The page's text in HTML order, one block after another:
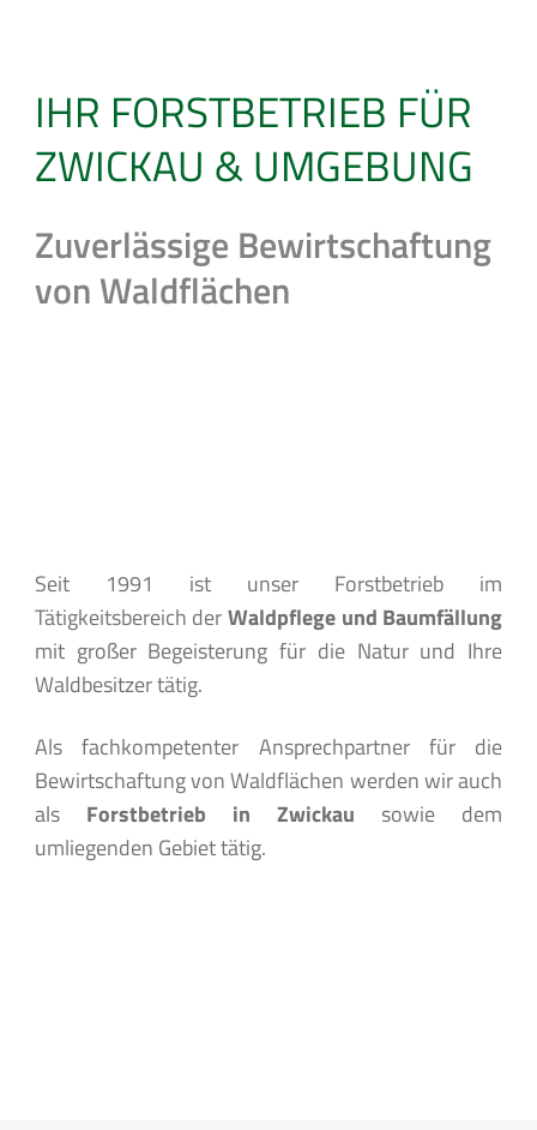
IHR FORSTBETRIEB FÜR
ZWICKAU & UMGEBUNG
Zuverlässige Bewirtschaftung
von Waldflächen
Seit 1991 ist unser Forstbetrieb im
Tätigkeitsbereich derWaldpflege und Baumfällung
mit großer Begeisterung für die Natur und Ihre
Waldbesitzer tätig.
Als fachkompetenter Ansprechpartner für die
Bewirtschaftung von Waldflächen werden wir auch
als Forstbetrieb in Zwickau sowie dem
umliegenden Gebiet tätig.